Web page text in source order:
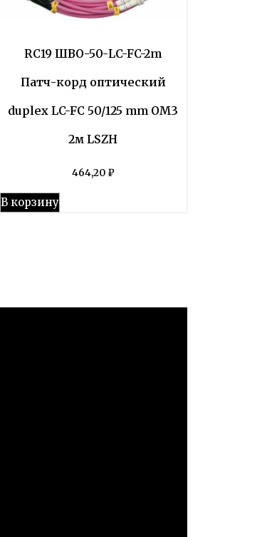
RC19 ШВО-50-LC-FC-2m
Патч-корд оптический
duplex LC-FC 50/125 mm OM3
2м LSZH
464,20 ₽
В корзину